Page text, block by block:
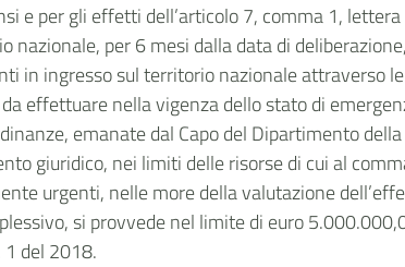
e per gli effetti dell’articolo 7, comma 1,
per 6 mesi dalla data di
in ingresso sul territorio nazionale attraverso
effettuare nella vigenza dello stato di
emanate dal Capo del Dipartimento
giuridico, nei limiti delle risorse di cui al
urgenti, nelle more della valutazione
si provvede nel limite di euro
del 2018.